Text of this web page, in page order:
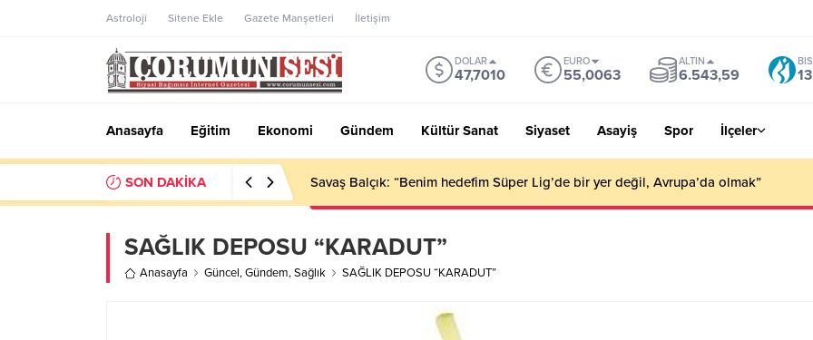
Astroloji Sitene Ekle Gazete Manşetleri İletişim
DOLAR
47,7010
EURO
55,0063
ALTIN
6.543,59
Anasayfa Eğitim Ekonomi Gündem Kültür Sanat Siyaset Asayiş Spor İlçeler
SON DAKİKA Çorum’da korkutan yangın : 40 dönüm arazi zarar gördü
SAĞLIK DEPOSU “KARADUT”
Anasayfa Güncel,Gündem,Sağlık SAĞLIK DEPOSU “KARADUT”